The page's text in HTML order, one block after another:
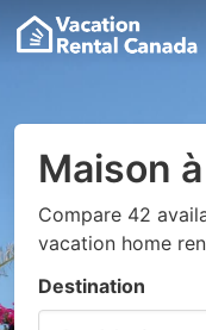
Maison
Compare 42
vacation home
Destination